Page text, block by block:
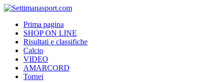
Prima pagina
SHOP ON LINE
Risultati e classifiche
Calcio
VIDEO
AMARCORD
Tornei